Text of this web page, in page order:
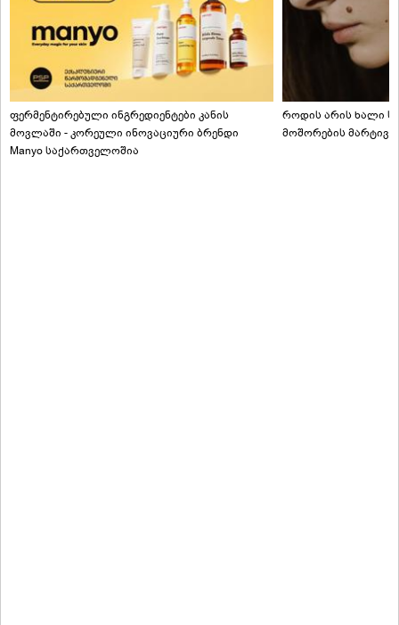
ფერმენტირებული ინგრედიენტები კანის
მოვლაში - კორეული ინოვაციური ბრენდი
Manyo საქართველოშია
როდის არის ხალი
მოშორების